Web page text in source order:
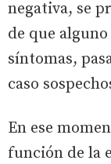
negativa, se
de que
síntomas,
caso
En ese
función de la